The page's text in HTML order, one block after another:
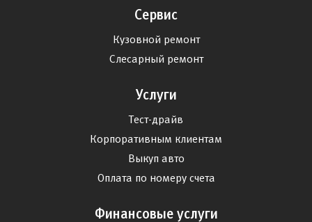
Сервис
Кузовной ремонт
Слесарный ремонт
Услуги
Тест-драйв
Корпоративным клиентам
Выкуп авто
Оплата по номеру счета
Финансовые услуги